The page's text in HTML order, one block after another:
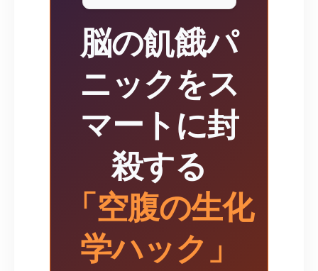
脳の飢餓パ
ニックをス
マートに封
殺する
「空腹の生化
学ハック」